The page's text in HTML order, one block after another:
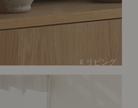
# リビング